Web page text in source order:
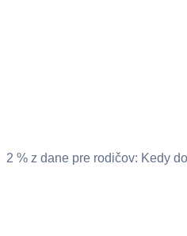
2 % z dane pre rodičov: Kedy